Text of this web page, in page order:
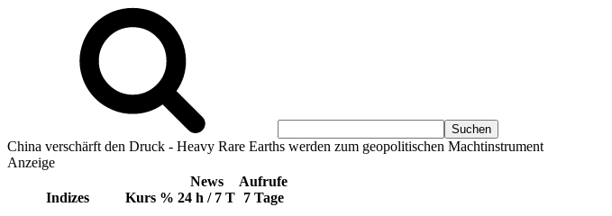
China verschärft den Druck - Heavy Rare Earths werden zum geopolitischen Machtinstrument
Anzeige
Indizes Kurs %
News
24 h / 7 T
Aufrufe
7 Tage